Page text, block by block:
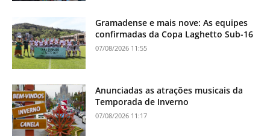
Gramadense e mais nove: As equipes
confirmadas da Copa Laghetto Sub-16
07/08/2026 11:55
Anunciadas as atrações musicais da
Temporada de Inverno
07/08/2026 11:17